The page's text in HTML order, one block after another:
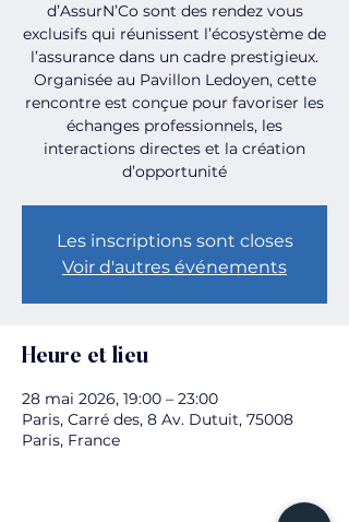
d’AssurN’Co sont des rendez vous
exclusifs qui réunissent l’écosystème de
l’assurance dans un cadre prestigieux.
Organisée au Pavillon Ledoyen, cette
rencontre est conçue pour favoriser les
échanges professionnels, les
interactions directes et la création
d’opportunité
Les inscriptions sont closes
Voir d'autres événements
Heure et lieu
28 mai 2026, 19:00 – 23:00
Paris, Carré des, 8 Av. Dutuit, 75008
Paris, France